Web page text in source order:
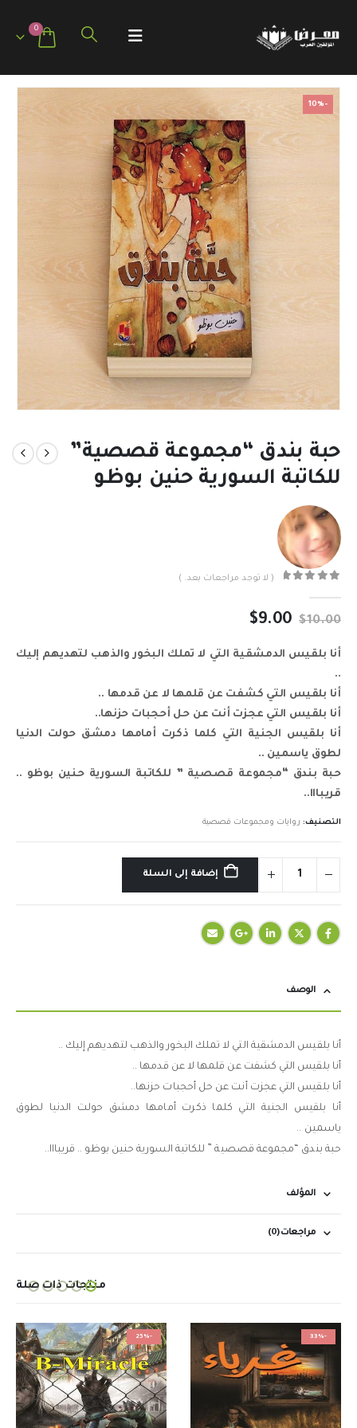
0
-10%
حبة بندق “مجموعة قصصية”
للكاتبة السورية حنين بوظو
( لا توجد مراجعات بعد. )
$10.00
السعر
هو:
$9.00
هو:
أنا بلقيس الدمشقية التي لا تملك البخور والذهب لتهديهم إليك
..
أنا بلقيس التي كشفت عن قلمها لا عن قدمها ..
أنا بلقيس التي عجزت أنت عن حل أحجبات حزنها..
أنا بلقيس الجنية التي كلما ذكرت أمامها دمشق حولت الدنيا
لطوق ياسمين ..
حبة بندق “مجموعة قصصية ” للكاتبة السورية حنين بوظو ..
قريبااا..
التصنيف: روايات ومجموعات قصصية
إضافة إلى السلة
الوصف
أنا بلقيس الدمشقية التي لا تملك البخور والذهب لتهديهم إليك ..
أنا بلقيس التي كشفت عن قلمها لا عن قدمها ..
أنا بلقيس التي عجزت أنت عن حل أحجبات حزنها..
أنا بلقيس الجنية التي كلما ذكرت أمامها دمشق حولت الدنيا لطوق
ياسمين ..
حبة بندق “مجموعة قصصية ” للكاتبة السورية حنين بوظو .. قريبااا..
المؤلف
مراجعات (0)
منتجات ذات صلة
-33%
-25%